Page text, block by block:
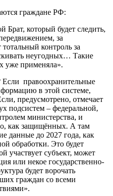
граждане РФ:
который будет следить,
за
контроль за
неугодных… Такие
уже применяла».
Если правоохранительные
в этой системе,
предусмотрено, отмечает
подсистем – федеральной,
министерства, и
как защищённых. А там
данные до 2027 года, как
обработки. Это будет
участвует субъект, может
или некое государственно-
будет ворочать
граждан со всеми